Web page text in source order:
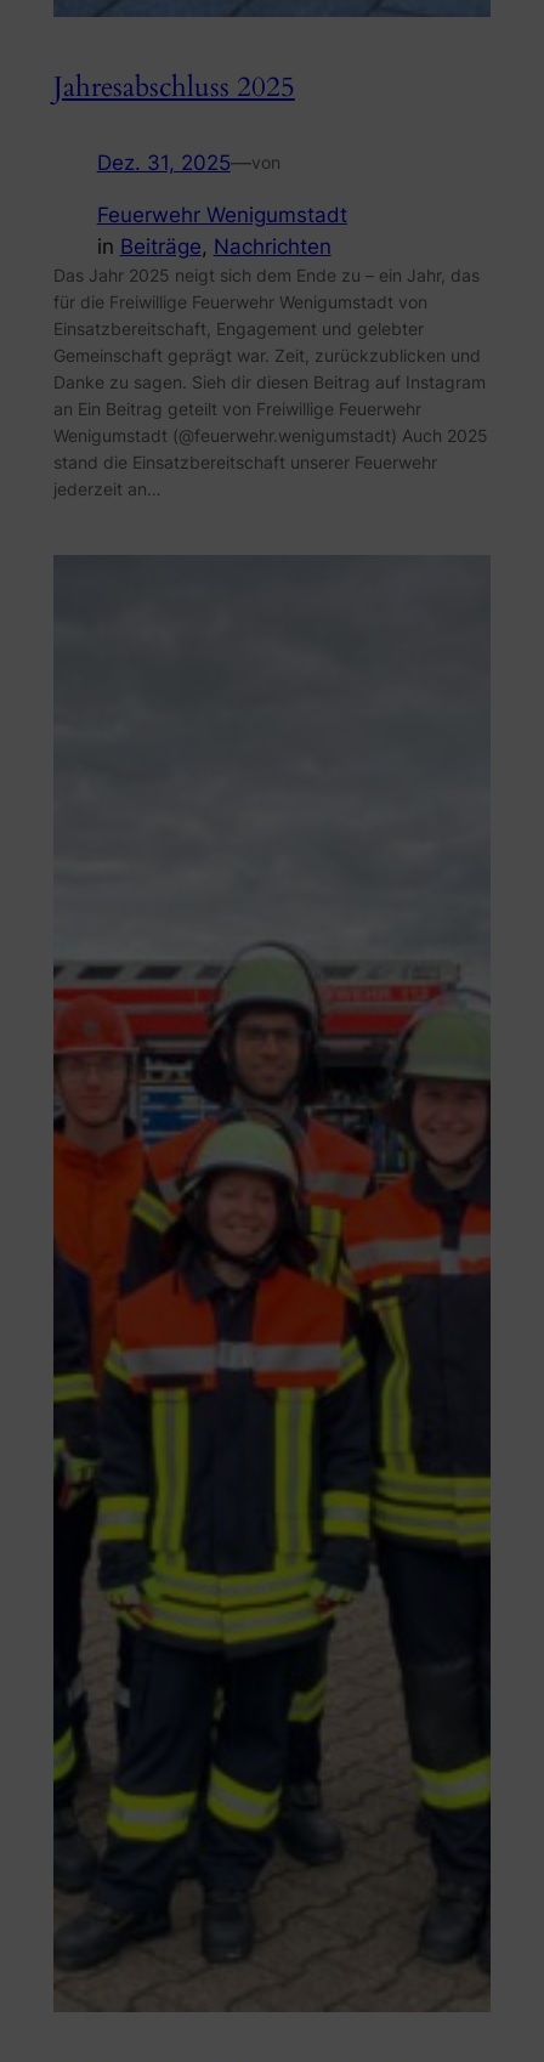
Jahresabschluss 2025
Dez. 31, 2025—von
Feuerwehr Wenigumstadt
in Beiträge, Nachrichten
Das Jahr 2025 neigt sich dem Ende zu – ein Jahr, das
für die Freiwillige Feuerwehr Wenigumstadt von
Einsatzbereitschaft, Engagement und gelebter
Gemeinschaft geprägt war. Zeit, zurückzublicken und
Danke zu sagen. Sieh dir diesen Beitrag auf Instagram
an Ein Beitrag geteilt von Freiwillige Feuerwehr
Wenigumstadt (@feuerwehr.wenigumstadt) Auch 2025
stand die Einsatzbereitschaft unserer Feuerwehr
jederzeit an…